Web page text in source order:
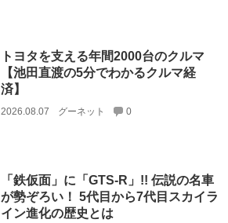
トヨタを支える年間2000台のクルマ
【池田直渡の5分でわかるクルマ経
済】
2026.08.07 グーネット 0
「鉄仮面」に「GTS-R」!! 伝説の名車
が勢ぞろい！ 5代目から7代目スカイラ
イン進化の歴史とは